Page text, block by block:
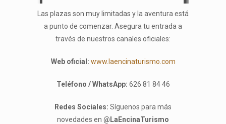
Las plazas son muy limitadas y la aventura está
a punto de comenzar. Asegura tu entrada a
través de nuestros canales oficiales:
Web oficial: www.laencinaturismo.com
Teléfono / WhatsApp: 626 81 84 46
Redes Sociales: Síguenos para más
novedades en @LaEncinaTurismo